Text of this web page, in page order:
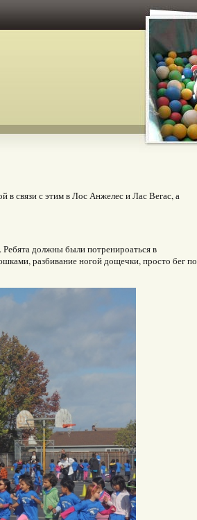
в связи с этим в Лос Анжелес и Лас Вегас, а
Ребята должны были потренироаться в
разбивание ногой дощечки, просто бег по